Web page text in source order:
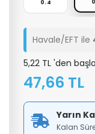
0.4
Havale/EFT ile
5,22 TL 'den
47,66 TL
Yarın
Kalan